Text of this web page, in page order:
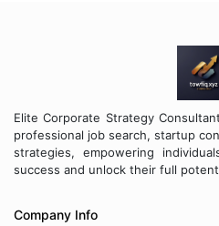
Elite Corporate Strategy
professional job search, startup
strategies, empowering
success and unlock their full
Company Info